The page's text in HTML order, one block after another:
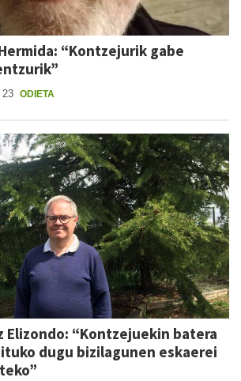
“Kontzejurik gabe
23 ODIETA
Elizondo: “Kontzejuekin batera
dugu bizilagunen eskaerei